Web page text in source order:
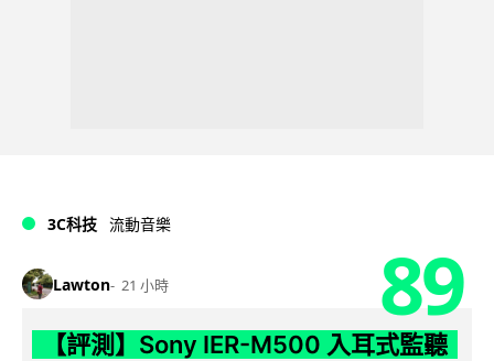
3C科技 流動音樂
Lawton 21 小時 89
【評測】Sony IER-M500 入耳式監聽